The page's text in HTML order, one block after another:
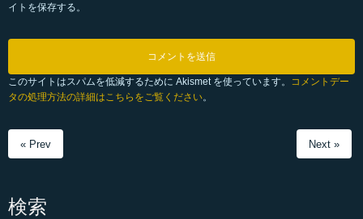
イトを保存する。
このサイトはスパムを低減するために Akismet を使っています。
コメントデー
タの処理方法の詳細はこちらをご覧ください。
« Prev Next »
検索